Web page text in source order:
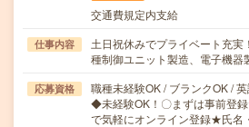
交通費規定内支給
仕事内容
土日祝休みでプライベート充実
種制御ユニット製造、電子機
応募資格
職種未経験OK / ブランクOK /
◆未経験OK！〇まずは事前登
で気軽にオンライン登録★氏名